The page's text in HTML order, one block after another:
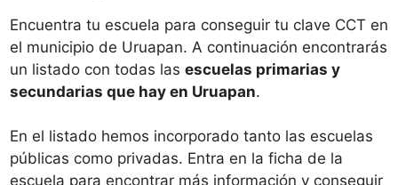
Encuentra tu escuela para conseguir tu clave CCT en
el municipio de Uruapan. A continuación encontrarás
un listado con todas las escuelas primarias y
secundarias que hay en Uruapan.
En el listado hemos incorporado tanto las escuelas
públicas como privadas. Entra en la ficha de la
escuela para encontrar más información y conseguir